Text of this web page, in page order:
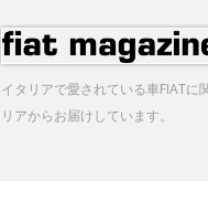
イタリアで愛されている車FIATに
リアからお届けしています。